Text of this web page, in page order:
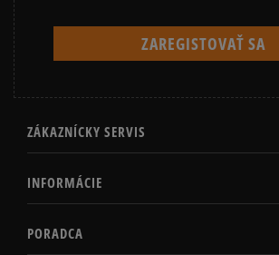
ZÁKAZNÍCKY SERVIS
INFORMÁCIE
PORADCA